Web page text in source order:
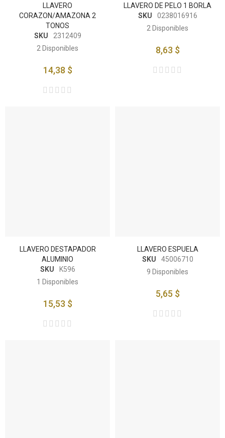
LLAVERO
CORAZON/AMAZONA 2
TONOS
SKU
2312409
2 Disponibles
14,38 $
LLAVERO DE PELO 1 BORLA
SKU
0238016916
2 Disponibles
8,63 $
LLAVERO DESTAPADOR
ALUMINIO
SKU
K596
1 Disponibles
15,53 $
LLAVERO ESPUELA
SKU
45006710
9 Disponibles
5,65 $